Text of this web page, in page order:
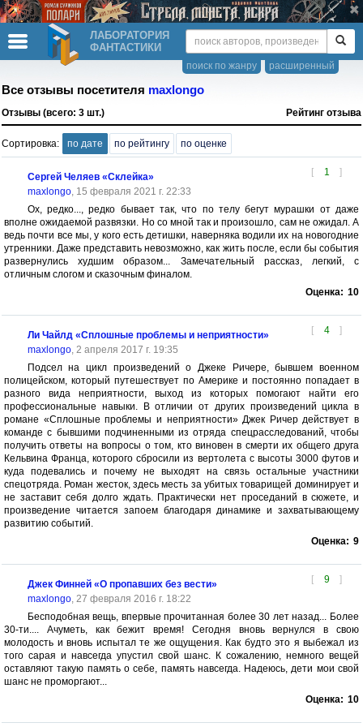
ЛАБОРАТОРИЯ
ФАНТАСТИКИ
расширенный
поиск по жанру
Все отзывы посетителя maxlongo
Отзывы (всего: 3 шт.) Рейтинг отзыва
Сортировка: по дате по рейтингу по оценке
[ 1 ]
Сергей Челяев «Склейка»
maxlongo, 15 февраля 2021 г. 22:33
Ох, редко..., редко бывает так, что по телу бегут мурашки от даже
вполне ожидаемой развязки. Но со мной так и произошло, сам не ожидал. А
ведь почти все мы, у кого есть детишки, наверняка водили их на новогодние
утренники. Даже представить невозможно, как жить после, если бы события
развернулись худшим образом... Замечательный рассказ, легкий, с
отличным слогом и сказочным финалом.
Оценка: 10
[ 4 ]
Ли Чайлд «Сплошные проблемы и неприятности»
maxlongo, 2 апреля 2017 г. 19:35
Подсел на цикл произведений о Джеке Ричере, бывшем военном
полицейском, который путешествует по Америке и постоянно попадает в
разного вида неприятности, выход из которых помогают найти его
профессиональные навыки. В отличии от других произведений цикла в
романе «Сплошные проблемы и неприятности» Джек Ричер действует в
команде с бывшими подчиненными из отряда спецрасследований, чтобы
получить ответы на вопросы о том, кто виновен в смерти их общего друга
Кельвина Франца, которого сбросили из вертолета с высоты 3000 футов и
куда подевались и почему не выходят на связь остальные участники
спецотряда. Роман жесток, здесь месть за убитых товарищей доминирует и
не заставит себя долго ждать. Практически нет проседаний в сюжете, и
произведение читается запоем благодаря динамике и захватывающему
развитию событий.
Оценка: 9
[ 9 ]
Джек Финней «О пропавших без вести»
maxlongo, 27 февраля 2016 г. 18:22
Бесподобная вещь, впервые прочитанная более 30 лет назад... Более
30-ти.... Ачуметь, как бежит время! Сегодня вновь вернулся в свою
молодость и вновь испытал те же ощущения. Как будто это я выбежал из
того сарая и навсегда упустил свой шанс. К сожалению, немного вещей
оставляют такую память о себе, память навсегда. Надеюсь, дети мои свой
шанс не проморгают...
Оценка: 10